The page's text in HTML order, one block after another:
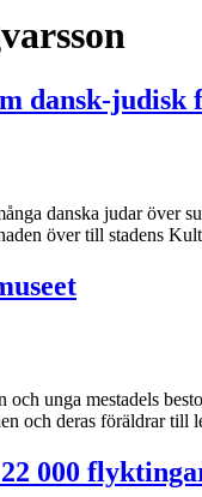
dansk-judisk
danska judar över
över till stadens
och unga mestadels
och deras föräldrar
000